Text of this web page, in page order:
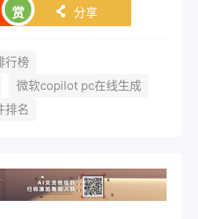
赏 󰄯 分享
行榜
微软copilot pc在线生成
排名